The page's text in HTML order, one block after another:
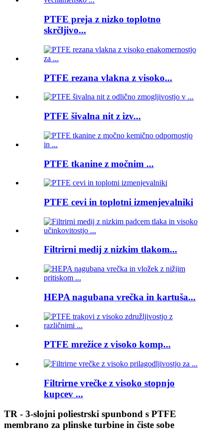
PTFE preja z nizko toplotno
skrčljivo...
PTFE rezana vlakna z visoko...
PTFE šivalna nit z izv...
PTFE tkanine z močnim ...
PTFE cevi in ​​toplotni izmenjevalniki
Filtrirni medij z nizkim tlakom...
HEPA nagubana vrečka in kartuša...
PTFE mrežice z visoko komp...
Filtrirne vrečke z visoko stopnjo
kupcev ...
TR - 3-slojni poliestrski spunbond s PTFE
membrano za plinske turbine in čiste sobe